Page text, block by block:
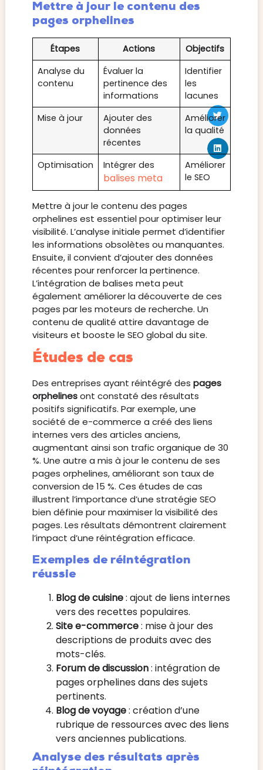
Mettre à jour le contenu des
pages orphelines
Étapes Actions
Objectifs
Analyse du
contenu
Évaluer la
pertinence des
informations
Identifier
les
lacunes
Mise à jour
Ajouter des
données
récentes
Améliorer
la qualité
Optimisation Intégrer des
balises meta
Améliorer
le SEO
Mettre à jour le contenu des pages
orphelines est essentiel pour optimiser leur
visibilité. L’analyse initiale permet d’identifier
les informations obsolètes ou manquantes.
Ensuite, il convient d’ajouter des données
récentes pour renforcer la pertinence.
L’intégration de balises meta peut
également améliorer la découverte de ces
pages par les moteurs de recherche. Un
contenu de qualité attire davantage de
visiteurs et booste le SEO global du site.
Études de cas
Des entreprises ayant réintégré des pages
orphelinesont constaté des résultats
positifs significatifs. Par exemple, une
société de e-commerce a créé des liens
internes vers des articles anciens,
augmentant ainsi son trafic organique de 30
%. Une autre a mis à jour le contenu de ses
pages orphelines, améliorant son taux de
conversion de 15 %. Ces études de cas
illustrent l’importance d’une stratégie SEO
bien définie pour maximiser la visibilité des
pages. Les résultats démontrent clairement
l’impact d’une réintégration efficace.
Exemples de réintégration
réussie
Blog de cuisine: ajout de liens internes
vers des recettes populaires.
Site e-commerce: mise à jour des
descriptions de produits avec des
mots-clés.
Forum de discussion: intégration de
pages orphelines dans des sujets
pertinents.
Blog de voyage: création d’une
rubrique de ressources avec des liens
vers anciennes publications.
Analyse des résultats après